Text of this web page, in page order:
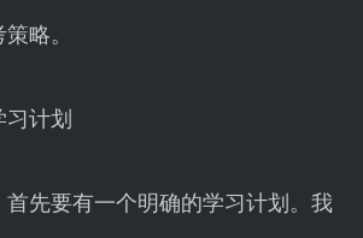
略。
计划
先要有一个明确的学习计划。我